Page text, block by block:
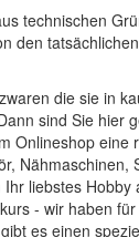
technischen
den
die sie in
sind Sie hier
Onlineshop eine
Nähmaschinen,
liebstes Hobby
- wir haben
es einen